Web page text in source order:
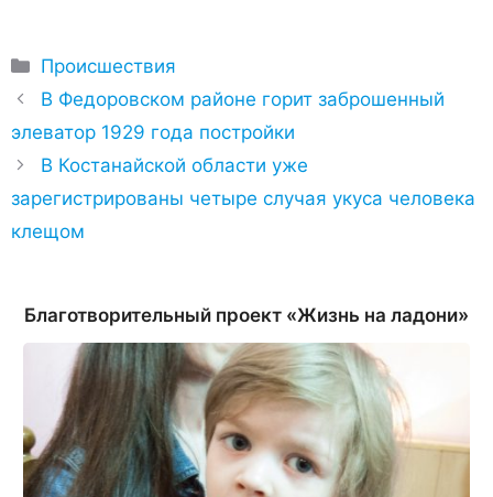
Рубрики
Происшествия
​В Федоровском районе горит заброшенный
элеватор 1929 года постройки
​В Костанайской области уже
зарегистрированы четыре случая укуса человека
клещом
Благотворительный проект «Жизнь на ладони»